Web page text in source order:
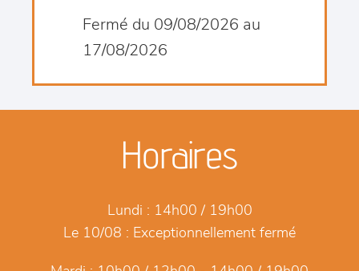
Fermé du 09/08/2026 au
17/08/2026
Horaires
Lundi : 14h00 / 19h00
Le 10/08 : Exceptionnellement fermé